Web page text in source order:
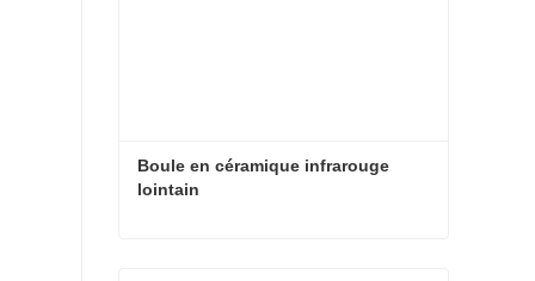
Boule en céramique infrarouge
lointain